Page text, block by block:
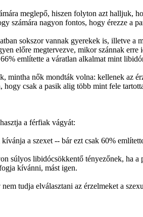
meglepő, hiszen folyton azt halljuk,
számára nagyon fontos, hogy érezze a
sokszor vannak gyerekek is, illetve a
előre megtervezve, mikor szánnak
említette a váratlan alkalmat mint
mintha nők mondták volna: kellenek az
hogy csak a pasik alig több mint fele
a férfiak vágyát:
a szexet -- bár ezt csak 60%
súlyos libidócsökkentő tényezőnek, ha
kívánni, mást igen.
tudja elválasztani az érzelmeket a